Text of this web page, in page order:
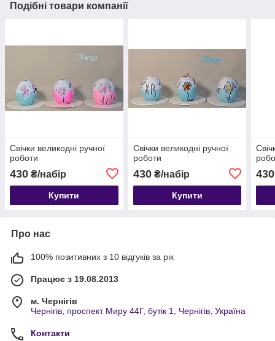
Подібні товари компанії
Свічки великодні ручної
роботи
430 ₴/набір
Купити
Свічки великодні ручної
роботи
430₴/набір
Купити
430
Про нас
100% позитивних з 10 відгуків за рік
Працює з 19.08.2013
м. Чернігів
Чернігів, проспект Миру 44Г, бутік 1, Чернігів, Україна
Контакти